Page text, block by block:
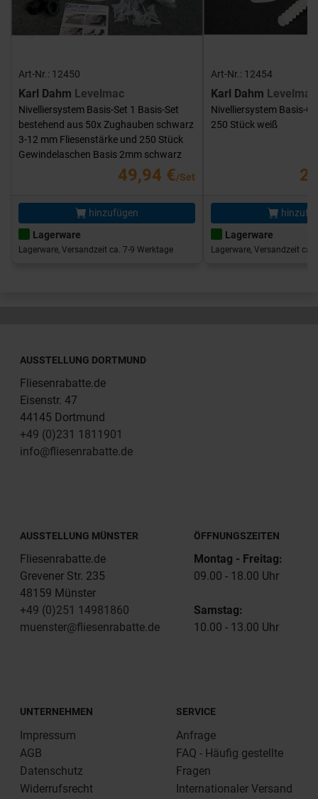
Art-Nr.: 12450
Karl Dahm Levelmac
Nivelliersystem Basis-Set 1 Basis-Set
bestehend aus 50x Zughauben schwarz
3-12 mm Fliesenstärke und 250 Stück
Gewindelaschen Basis 2mm schwarz
49,94 €/Set
hinzufügen
Lagerware
Lagerware, Versandzeit ca. 7-9 Werktage
Art-Nr.: 12454
Karl Dahm Levelmac
Nivelliersystem Basis-
250 Stück weiß
Lagerware
Lagerware, Versandzeit ca.
AUSSTELLUNG DORTMUND
Fliesenrabatte.de
Eisenstr. 47
44145 Dortmund
+49 (0)231 1811901
info@fliesenrabatte.de
AUSSTELLUNG MÜNSTER
Fliesenrabatte.de
Grevener Str. 235
48159 Münster
+49 (0)251 14981860
muenster@fliesenrabatte.de
ÖFFNUNGSZEITEN
Montag - Freitag:
09.00 - 18.00 Uhr
Samstag:
10.00 - 13.00 Uhr
UNTERNEHMEN
Impressum
AGB
Datenschutz
Widerrufsrecht
SERVICE
Anfrage
FAQ - Häufig gestellte
Fragen
Internationaler Versand